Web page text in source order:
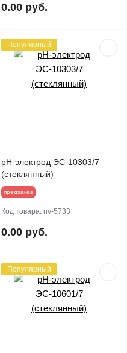
0.00 руб.
Популярный
pH-электрод ЭС-10303/7
(стеклянный)
предзаказ
Код товара: nv-5733
0.00 руб.
Популярный